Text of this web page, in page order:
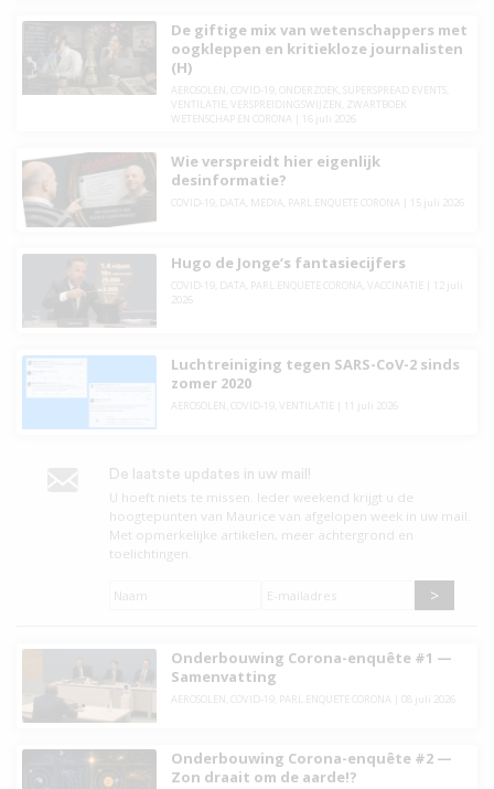
De giftige mix van wetenschappers met
oogkleppen en kritiekloze journalisten
(H)
AEROSOLEN COVID-19, ONDERZOEK SUPERSPREAD EVENTS,
VENTILATIE
VERSPREIDINGSWIJZEN ZWARTBOEK
WETENSCHAP EN CORONA
16 juli 2026
Wie verspreidt hier eigenlijk
desinformatie?
COVID-19, DATA MEDIA PARL.ENQUETE CORONA 15 juli 2026
Hugo de Jonge’s fantasiecijfers
COVID-19, DATA PARL.ENQUETE CORONA VACCINATIE
12 juli
2026
Luchtreiniging tegen SARS-CoV-2 sinds
zomer 2020
AEROSOLEN COVID-19, VENTILATIE 11 juli 2026
De laatste updates in uw mail!
U hoeft niets te missen. leder weekend krijgt u de
hoogtepunten van Maurice van afgelopen week in uw mail.
Met opmerkelijke artikelen, meer achtergrond en
toelichtingen.
Naam
E-
Onderbouwing Corona-enquête #1 —
Samenvatting
AEROSOLEN COVID-19, PARL.ENQUETE CORONA 08 juli 2026
Onderbouwing Corona-enquête #2 —
Zon draait om de aarde!?